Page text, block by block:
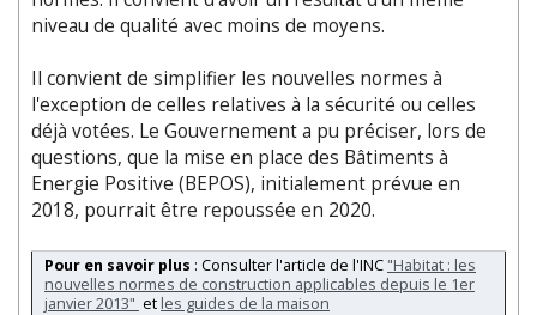
niveau de qualité avec moins de moyens.
Il convient de simplifier les nouvelles normes à
l'exception de celles relatives à la sécurité ou celles
déjà votées. Le Gouvernement a pu préciser, lors de
questions, que la mise en place des Bâtiments à
Energie Positive (BEPOS), initialement prévue en
2018, pourrait être repoussée en 2020.
Pour en savoir plus : Consulter l'article de l'INC "Habitat : les
nouvelles normes de construction applicables depuis le 1er
janvier 2013" et les guides de la maison